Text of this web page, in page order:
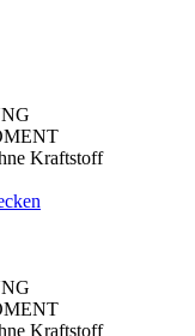
Kraftstoff
Kraftstoff